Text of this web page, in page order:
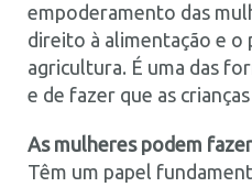
empoderamento das
direito à alimentação e o
agricultura. É uma das
e de fazer que as
As mulheres podem
Têm um papel